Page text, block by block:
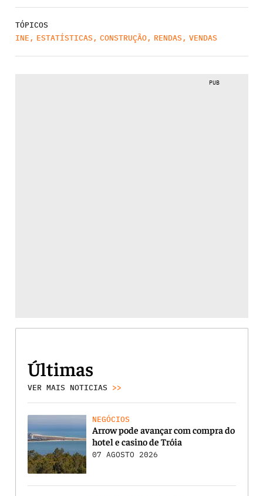
TÓPICOS
INE , ESTATÍSTICAS , CONSTRUÇÃO, RENDAS , VENDAS
PUB
Últimas
VER MAIS NOTICIAS >>
NEGÓCIOS
Arrow pode avançar com compra do
hotel e casino de Tróia
07 AGOSTO 2026